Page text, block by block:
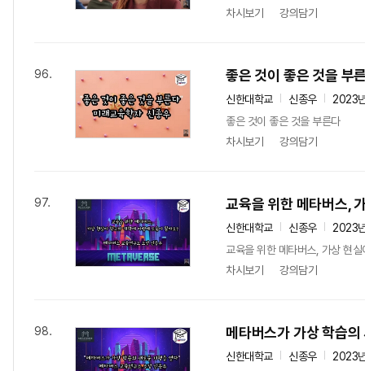
차시보기
강의담기
96. 좋은 것이 좋은 것을 부
신한대학교 신종우
2023
좋은 것이 좋은 것을 부른다
차시보기
강의담기
97. 교육을 위한 메타버스,
신한대학교 신종우
2023
교육을 위한 메타버스, 가상 현
차시보기
강의담기
98. 메타버스가 가상 학습
신한대학교 신종우
2023